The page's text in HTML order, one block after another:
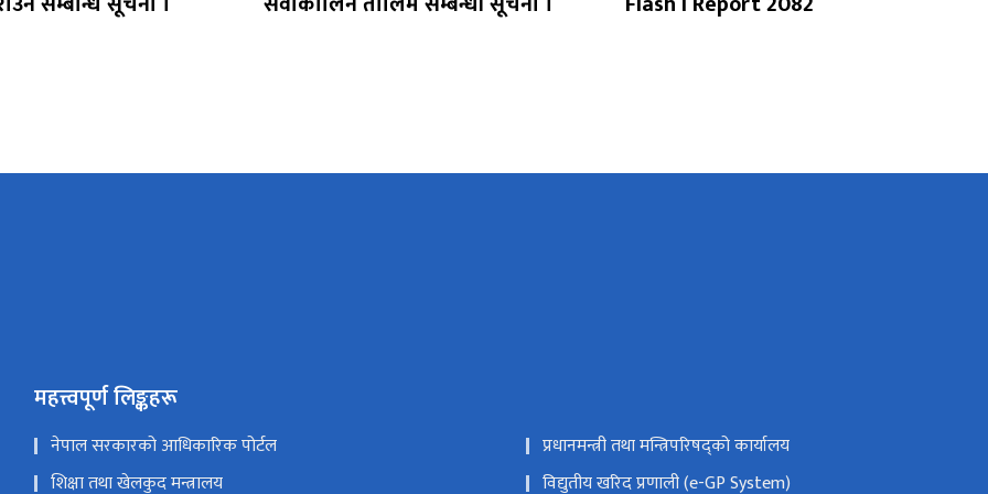
महत्त्वपूर्ण लिङ्कहरू
नेपाल सरकारको आधिकारिक पोर्टल
प्रधानमन्त्री तथा मन्त्रिपरिषद्को कार्यालय
शिक्षा तथा खेलकुद मन्त्रालय
विद्युतीय खरिद प्रणाली (e-GP System)